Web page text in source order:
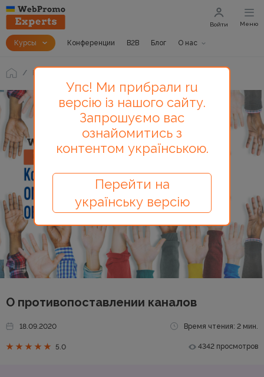
Курсы Конференции B2B Блог О нас
Войти Меню
Блог
О противопоставлении каналов
18.09.2020 Время чтения: 2 мин.
5.0 4342 просмотров
Упс! Ми прибрали ru
версію із нашого сайту.
Запрошуємо вас
ознайомитись з
контентом українською.
Перейти на
українську версію